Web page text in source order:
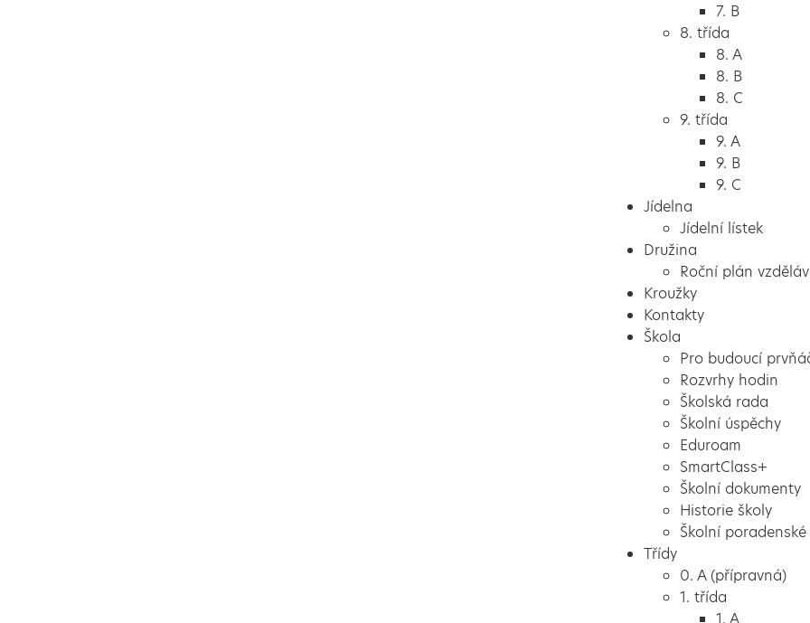
7. B
8. třída
8. A
8. B
8. C
9. třída
9. A
9. B
9. C
Jídelna
Jídelní lístek
Družina
Roční plán
Kroužky
Kontakty
Škola
Pro budoucí
Rozvrhy hodin
Školská rada
Školní úspěchy
Eduroam
SmartClass+
Školní dokumenty
Historie školy
Školní
Třídy
0. A (přípravná)
1. třída